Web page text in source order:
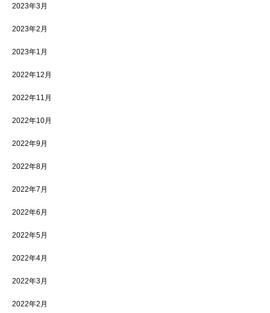
2023年3月
2023年2月
2023年1月
2022年12月
2022年11月
2022年10月
2022年9月
2022年8月
2022年7月
2022年6月
2022年5月
2022年4月
2022年3月
2022年2月